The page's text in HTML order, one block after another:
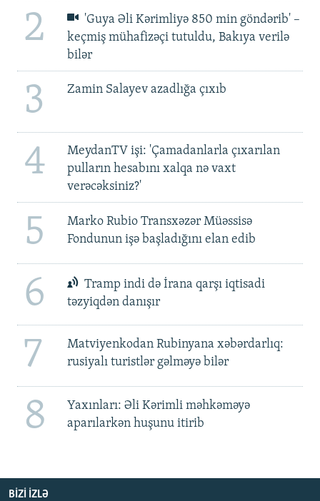
2
'Guya Əli Kərimliyə 850 min göndərib' –
keçmiş mühafizəçi tutuldu, Bakıya verilə
bilər
3 Zamin Salayev azadlığa çıxıb
4
MeydanTV işi: 'Çamadanlarla çıxarılan
pulların hesabını xalqa nə vaxt
verəcəksiniz?'
5
Marko Rubio Transxəzər Müəssisə
Fondunun işə başladığını elan edib
6
Tramp indi də İrana qarşı iqtisadi
təzyiqdən danışır
7
Matviyenkodan Rubinyana xəbərdarlıq:
rusiyalı turistlər gəlməyə bilər
8
Yaxınları: Əli Kərimli məhkəməyə
aparılarkən huşunu itirib
BIZI IZLƏ